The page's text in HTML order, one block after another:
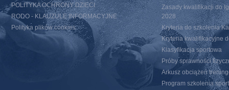
POLITYKA OCHRONY DZIECI
RODO - KLAUZULE INFORMACYJNE
Polityka plików cookies
Zasady kwalifikacji do
2028
Kryteria do szkolenia
Kryteria kwalifikacyjne
Klasyfikacja sportowa
Próby sprawności
Arkusz obciążeń
Program szkolenia